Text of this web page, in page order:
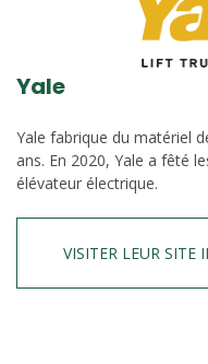
Yale
Yale fabrique du matériel
ans. En 2020, Yale a fêté
élévateur électrique.
VISITER LEUR SITE